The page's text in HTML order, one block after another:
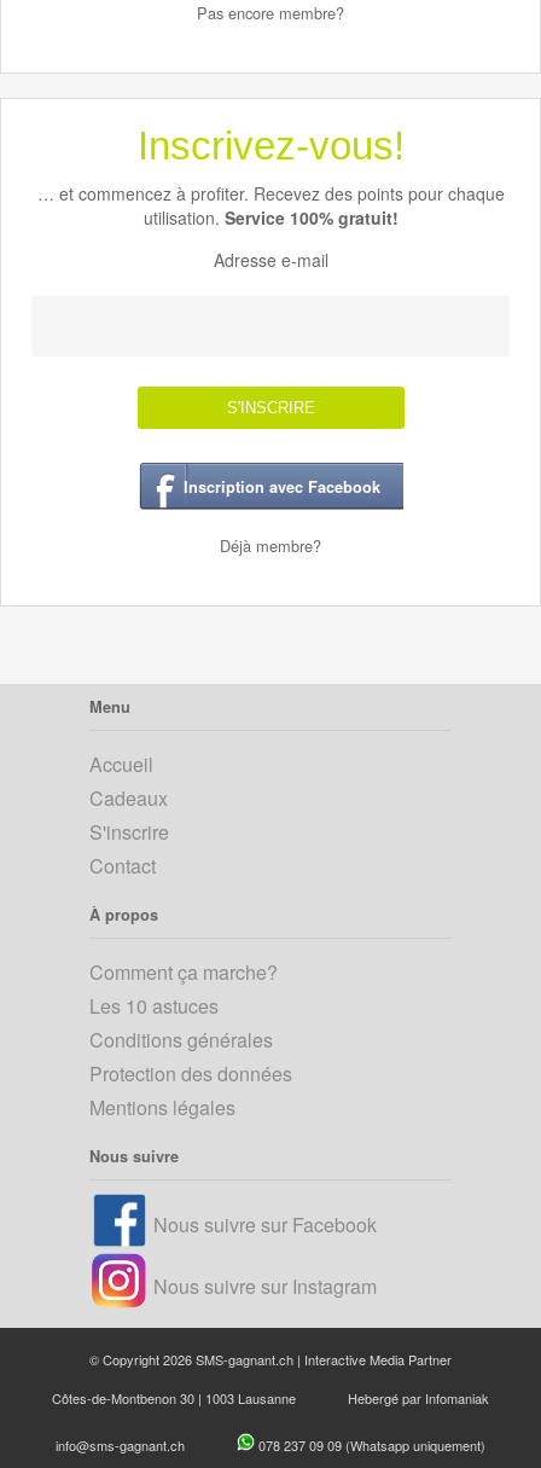
Pas encore membre?
Inscrivez-vous!
… et commencez à profiter. Recevez des points pour chaque
utilisation. Service 100% gratuit!
Adresse e-mail
S'INSCRIRE
Inscription avec Facebook
Déjà membre?
Menu
Accueil
Cadeaux
S'inscrire
Contact
À propos
Comment ça marche?
Les 10 astuces
Conditions générales
Protection des données
Mentions légales
Nous suivre
Nous suivre sur Facebook
Nous suivre sur Instagram
© Copyright 2026 SMS-gagnant.ch | Interactive Media Partner
Côtes-de-Montbenon 30 | 1003 Lausanne
Hebergé par Infomaniak
info@sms-gagnant.ch 078 237 09 09 (Whatsapp uniquement)